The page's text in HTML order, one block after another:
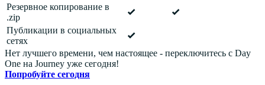
Резервное копирование в
.zip
Публикации в социальных
сетях
Нет лучшего времени, чем настоящее - переключитесь с Day
One на Journey уже сегодня!
Попробуйте сегодня